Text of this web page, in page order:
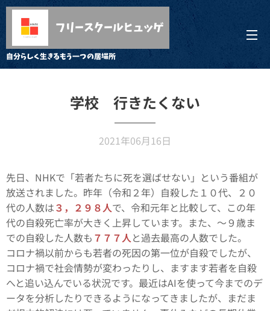
フリースクールヒュッゲ
自分らしく生きるもう一つの居場所
学校 行きたくない
2021年06月16日
先日、NHKで「若者たちに死を選ばせない」という番組が
放送されました。昨年（令和２年）自殺した１０代、２０
代の人数は３，２９８人で、令和元年と比較して、この年
代の自殺死亡率が大きく上昇しています。また、～９歳ま
での自殺した人数も ７７７人と過去最高の人数でした。
コロナ禍以前からも若者の死因の第一位が自殺でしたが、
コロナ禍で社会情勢が変わったりし、ますます若者を自殺
へと追い込んでいる状況です。最近はAIを使って今までのデ
ータを分析したりできるようになってきましたが、まだま